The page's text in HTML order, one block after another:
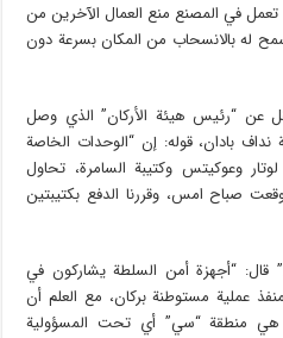
في المصنع منع العمال الآخرين من
له بالانسحاب من المكان بسرعة دون
نقل عن “رئيس هيئة الأركان” الذي وصل
نداف بادان، قوله: إن “الوحدات الخاصة
وعوكيتس وكتيبة السامرة، تحاول
صباح امس، وقررنا الدفع بكتيبتين
قال: “أجهزة أمن السلطة يشاركون في
عملية مستوطنة بركان، مع العلم أن
هي منطقة “سي” أي تحت المسؤولية